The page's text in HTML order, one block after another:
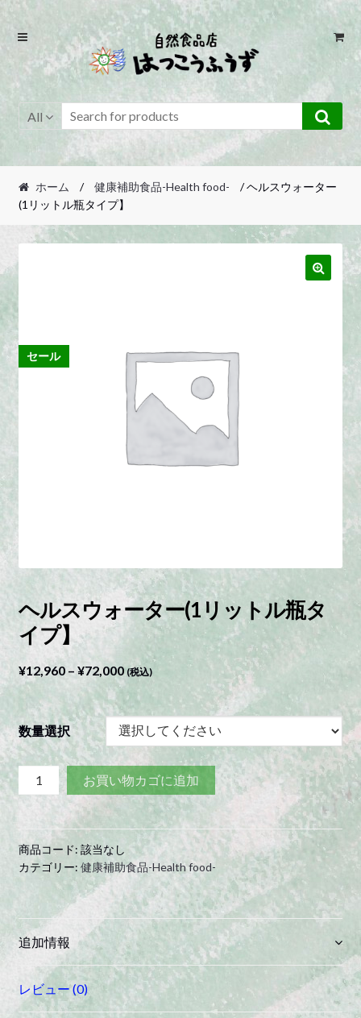
Skip
navigation
Skip
content
All
ホーム / 健康補助食品-Health food-
/ ヘルスウォーター
(1リットル瓶タイプ】
セール
ヘルスウォーター(1リットル瓶タ
イプ】
¥12,960 – ¥72,000価
格
帯:
¥12,960
–
¥72,000
(税込)
数量選択
ル
ォ
ー
ー
(1
ト
お買い物カゴに追加
商品コード: 該当なし
カテゴリー: 健康補助食品-Health food-
追加情報
レビュー (0)